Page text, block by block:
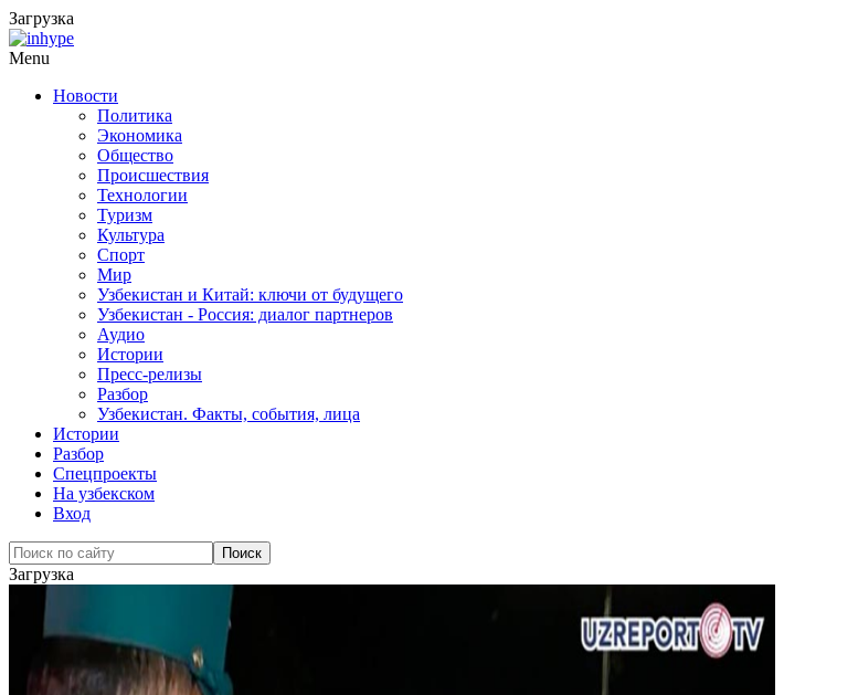
Загрузка
Menu
Новости
Политика
Экономика
Общество
Происшествия
Технологии
Туризм
Культура
Спорт
Мир
Узбекистан и Китай: ключи от будущего
Узбекистан - Россия: диалог партнеров
Аудио
Истории
Пресс-релизы
Разбор
Узбекистан. Факты, события, лица
Истории
Разбор
Спецпроекты
На узбекском
Вход
Загрузка